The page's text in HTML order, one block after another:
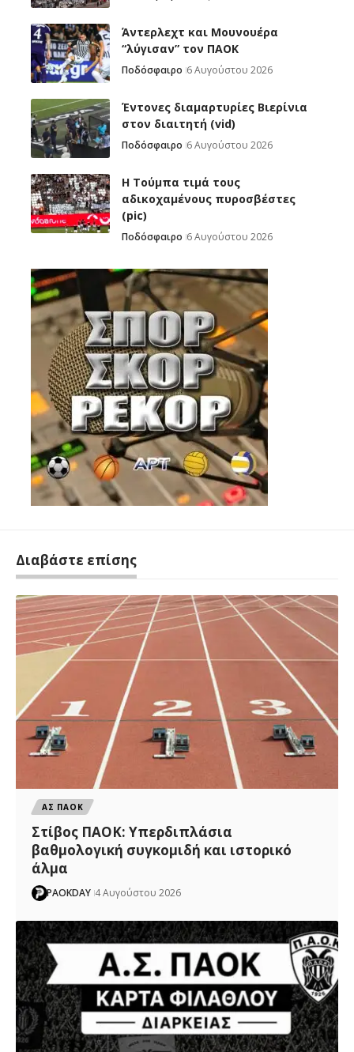
Άντερλεχτ και Μουνουέρα
“λύγισαν” τον ΠΑΟΚ
Ποδόσφαιρο 6 Αυγούστου 2026
Έντονες διαμαρτυρίες Βιερίνια
στον διαιτητή (vid)
Ποδόσφαιρο 6 Αυγούστου 2026
H Tούμπα τιμά τους
αδικοχαμένους πυροσβέστες
(pic)
Ποδόσφαιρο 6 Αυγούστου 2026
Διαβάστε επίσης
ΑΣ ΠΑΟΚ
Στίβος ΠΑΟΚ: Υπερδιπλάσια
βαθμολογική συγκομιδή και ιστορικό
άλμα
PAOKDAY 4 Αυγούστου 2026